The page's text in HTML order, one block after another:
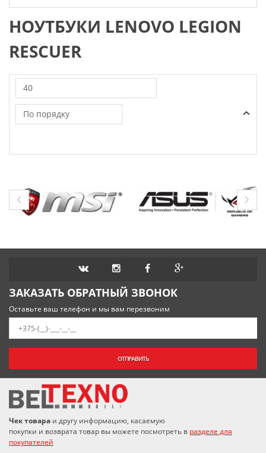
НОУТБУКИ LENOVO LEGION
RESCUER
40
По порядку
ЗАКАЗАТЬ ОБРАТНЫЙ ЗВОНОК
Оставьте ваш телефон и мы вам перезвоним
ОТПРАВИТЬ
Чек товара и другу информацию, касаемую
покупки и возврата товар вы можете посмотреть в разделе для
покупателей